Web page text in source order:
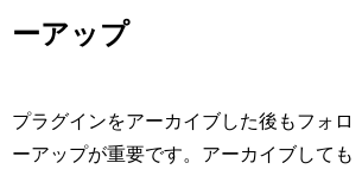
ーアップ
プラグインをアーカイブした後もフォロ
ーアップが重要です。アーカイブしても